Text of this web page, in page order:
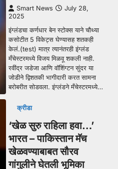
Smart News
July 28,
2025
इंग्लंडचा कर्णधार बेन स्टोक्स याने चौथ्या
कसोटीत 5 विकेट्स घेण्यासह शतकही
केलं.(test) मात्र त्यानंतरही इंग्लंड
मँचेस्टरमध्ये विजय मिळवू शकली नाही.
रवींद्र जडेजा आणि वॉशिंग्टन सुंदर या
जोडीने द्विशतकी भागीदारी करत सामना
बरोबरीत सोडवला. इंग्लंडने मँचेस्टरमध्ये…
क्रीडा
‘खेळ सुरु राहिला हवा…’
भारत – पाकिस्तान मॅच
खेळवण्याबाबत सौरव
गांगुलीने घेतली भूमिका